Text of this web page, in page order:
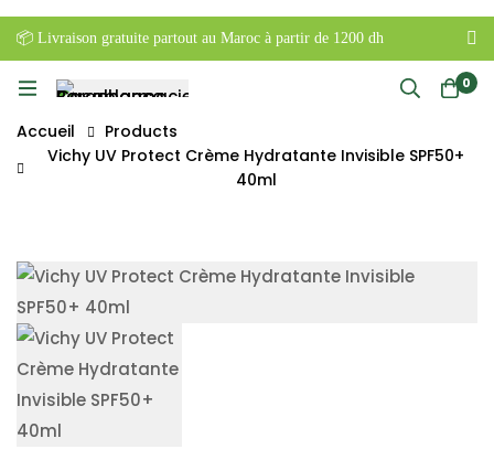
📦 Livraison gratuite partout au Maroc à partir de 1200 dh
0
Accueil
Products
Vichy UV Protect Crème Hydratante Invisible SPF50+
40ml